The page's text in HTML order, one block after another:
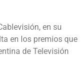
en su
en los premios que
de Televisión